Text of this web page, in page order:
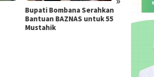
Bupati Bombana Serahkan
Bantuan BAZNAS untuk 55
Mustahik